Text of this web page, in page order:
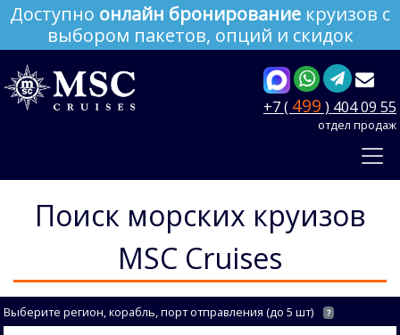
Доступно онлайн бронирование круизов с
выбором пакетов, опций и скидок
+7 ( 499 ) 404 09 55
отдел продаж
Поиск морских круизов
MSC Cruises
Выберите регион, корабль, порт отправления (до 5 шт) ?